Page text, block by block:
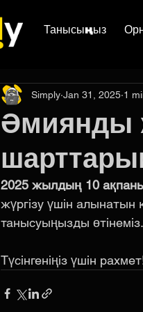
Танысыңыз
Әмиянды
Simply Jan 31, 2025 1
2025 жылдың 10
жүргізу үшін алынатын
танысуыңызды өтінеміз.
Түсінгеніңіз үшін